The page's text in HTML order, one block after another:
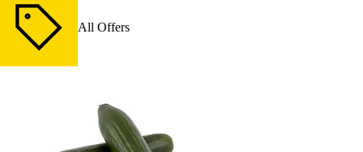
All Offers